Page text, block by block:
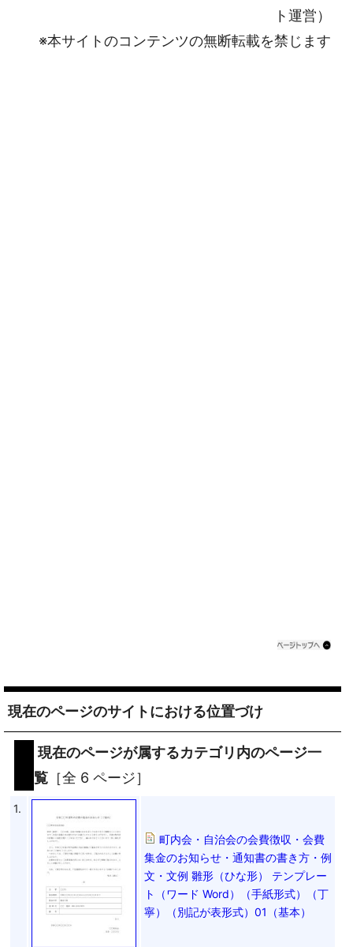
ト運営）
※本サイトのコンテンツの無断転載を禁じます
現在のページのサイトにおける位置づけ
現在のページが属するカテゴリ内のページ一
覧 ［全 6 ページ］
1.
町内会・自治会の会費徴収・会費
集金のお知らせ・通知書の書き方・例
文・文例 雛形（ひな形） テンプレー
ト（ワード Word）（手紙形式）（丁
寧）（別記が表形式）01（基本）